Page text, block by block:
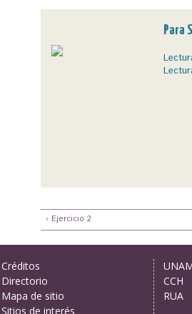
Para
‹ Ejercicio 2
Créditos
Directorio
Mapa de sitio
Sitios de interés
CCH
RUA